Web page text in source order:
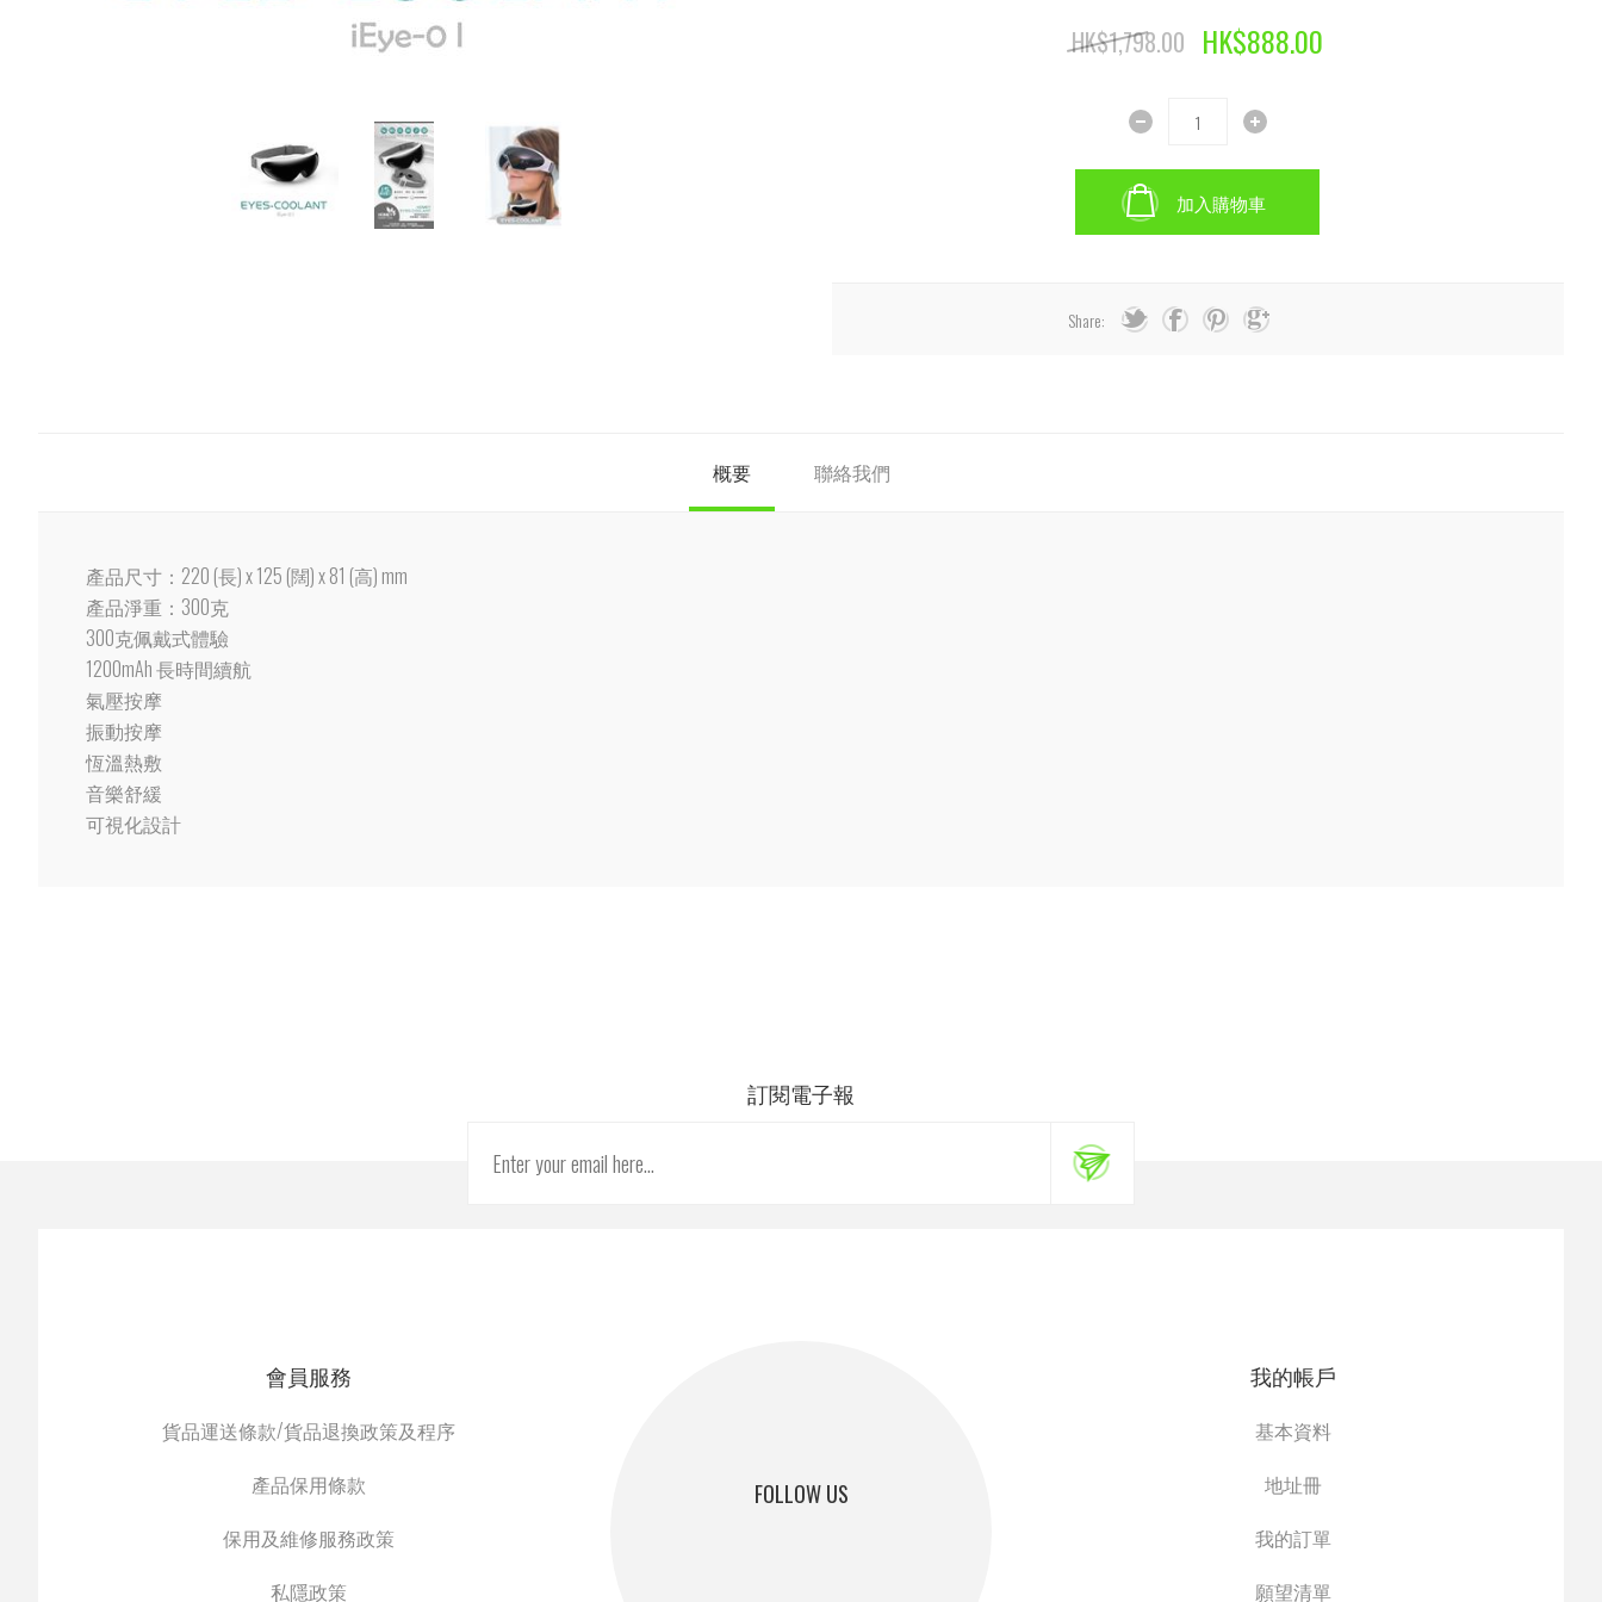
HK$1,798.00 HK$888.00
加入購物車
Share:
概要 聯絡我們
產品尺寸：220 (長) x 125 (闊) x 81 (高) mm
產品淨重：300克
300克佩戴式體驗
1200mAh 長時間續航
氣壓按摩
振動按摩
恆溫熱敷
音樂舒緩
可視化設計
訂閱電子報
FOLLOW US
會員服務
貨品運送條款/貨品退換政策及程序
產品保用條款
保用及維修服務政策
私隱政策
我的帳戶
基本資料
地址冊
我的訂單
願望清單